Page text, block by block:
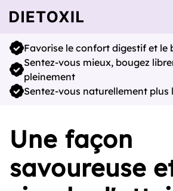
Favorise le confort digestif et le
Sentez-vous mieux, bougez
pleinement
Sentez-vous naturellement plus
Une façon
savoureuse